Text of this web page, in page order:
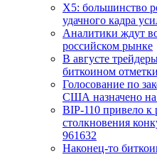
X5: большинство
удачного кадра
Аналитики ждут
российском рынке
В августе
биткоином
Голосование по
США назначено на
BIP-110 привело к
столкновения
961632
Наконец-то